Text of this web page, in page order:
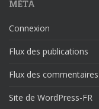
MÉTA
Connexion
Flux des publications
Flux des commentaires
Site de WordPress-FR